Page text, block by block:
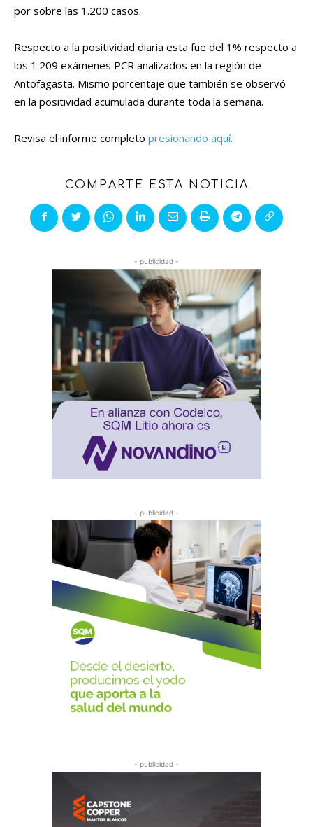
por sobre las 1.200 casos.
Respecto a la positividad diaria esta fue del 1% respecto a
los 1.209 exámenes PCR analizados en la región de
Antofagasta. Mismo porcentaje que también se observó
en la positividad acumulada durante toda la semana.
Revisa el informe completo presionando aquí.
COMPARTE ESTA NOTICIA
- publicidad -
- publicidad -
- publicidad -